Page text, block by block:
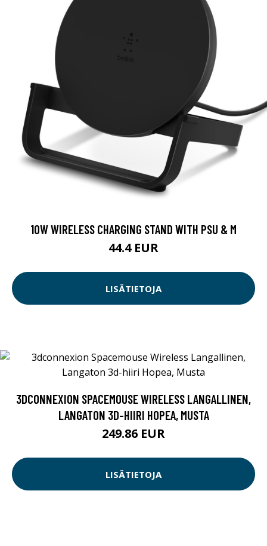
10W WIRELESS CHARGING STAND WITH PSU & M
44.4 EUR
LISÄTIETOJA
3DCONNEXION SPACEMOUSE WIRELESS LANGALLINEN,
LANGATON 3D-HIIRI HOPEA, MUSTA
249.86 EUR
LISÄTIETOJA